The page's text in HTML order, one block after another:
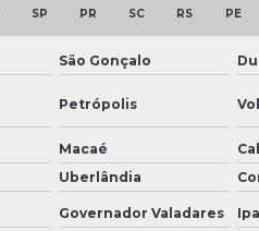
SP PR SC RS PE
São Gonçalo
Petrópolis
Macaé
Uberlândia
Governador Valadares